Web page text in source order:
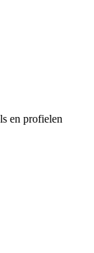
en profielen